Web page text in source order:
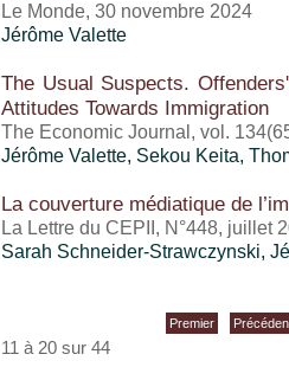
Le Monde, 30 novembre 2024
Jérôme Valette
The Usual Suspects.
Attitudes Towards Immigration
The Economic Journal, vol.
Jérôme Valette, Sekou Keita,
La couverture médiatique de
La Lettre du CEPII, N°448, juillet
Sarah Schneider-Strawczynski,
Premier
11 à 20 sur 44